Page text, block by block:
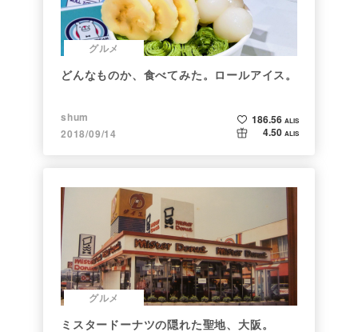
グルメ
どんなものか、食べてみた。ロールアイス。
shum
2018/09/14
186.56 ALIS
4.50 ALIS
グルメ
ミスタードーナツの隠れた聖地、大阪。